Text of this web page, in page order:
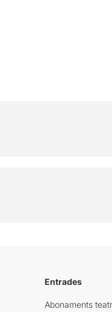
Entrades
Abonaments